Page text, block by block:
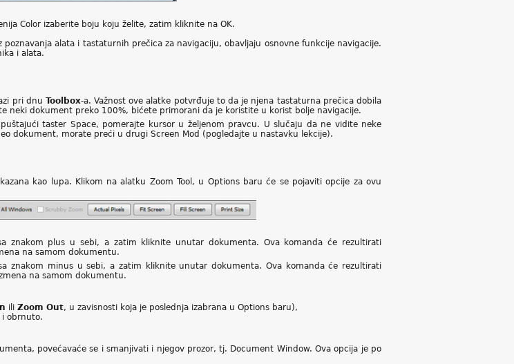
Color izaberite boju koju želite, zatim kliknite na OK.
alata i tastaturnih prečica za navigaciju, obavljaju osnovne funkcije navigacije.
i alata.
pri dnu Toolbox-a. Važnost ove alatke potvrđuje to da je njena tastaturna prečica dobila
neki dokument preko 100%, bićete primorani da je koristite u korist bolje navigacije.
taster Space, pomerajte kursor u željenom pravcu. U slučaju da ne vidite neke
dokument, morate preći u drugi Screen Mod (pogledajte u nastavku lekcije).
kao lupa. Klikom na alatku Zoom Tool, u Options baru će se pojaviti opcije za ovu
znakom plus u sebi, a zatim kliknite unutar dokumenta. Ova komanda će rezultirati
na samom dokumentu.
znakom minus u sebi, a zatim kliknite unutar dokumenta. Ova komanda će rezultirati
na samom dokumentu.
ili Zoom Out, u zavisnosti koja je poslednja izabrana u Options baru),
i obrnuto.
povećavaće se i smanjivati i njegov prozor, tj. Document Window. Ova opcija je po